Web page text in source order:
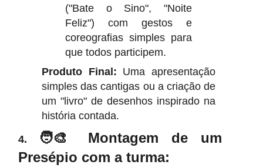
("Bate o Sino", "Noite
Feliz") com gestos e
coreografias simples para
que todos participem.
Produto Final: Uma apresentação
simples das cantigas ou a criação de
um "livro" de desenhos inspirado na
história contada.
4.
🧑‍🎨 Montagem de um
Presépio com a turma: